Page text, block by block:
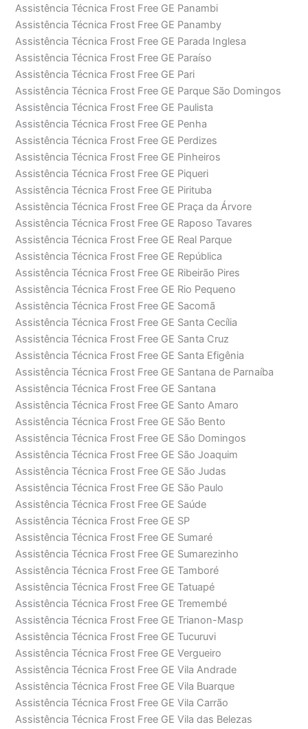
Assistência Técnica Frost Free GE Panambi
Assistência Técnica Frost Free GE Panamby
Assistência Técnica Frost Free GE Parada Inglesa
Assistência Técnica Frost Free GE Paraíso
Assistência Técnica Frost Free GE Pari
Assistência Técnica Frost Free GE Parque São Domingos
Assistência Técnica Frost Free GE Paulista
Assistência Técnica Frost Free GE Penha
Assistência Técnica Frost Free GE Perdizes
Assistência Técnica Frost Free GE Pinheiros
Assistência Técnica Frost Free GE Piqueri
Assistência Técnica Frost Free GE Pirituba
Assistência Técnica Frost Free GE Praça da Árvore
Assistência Técnica Frost Free GE Raposo Tavares
Assistência Técnica Frost Free GE Real Parque
Assistência Técnica Frost Free GE República
Assistência Técnica Frost Free GE Ribeirão Pires
Assistência Técnica Frost Free GE Rio Pequeno
Assistência Técnica Frost Free GE Sacomã
Assistência Técnica Frost Free GE Santa Cecília
Assistência Técnica Frost Free GE Santa Cruz
Assistência Técnica Frost Free GE Santa Efigênia
Assistência Técnica Frost Free GE Santana de Parnaíba
Assistência Técnica Frost Free GE Santana
Assistência Técnica Frost Free GE Santo Amaro
Assistência Técnica Frost Free GE São Bento
Assistência Técnica Frost Free GE São Domingos
Assistência Técnica Frost Free GE São Joaquim
Assistência Técnica Frost Free GE São Judas
Assistência Técnica Frost Free GE São Paulo
Assistência Técnica Frost Free GE Saúde
Assistência Técnica Frost Free GE SP
Assistência Técnica Frost Free GE Sumaré
Assistência Técnica Frost Free GE Sumarezinho
Assistência Técnica Frost Free GE Tamboré
Assistência Técnica Frost Free GE Tatuapé
Assistência Técnica Frost Free GE Tremembé
Assistência Técnica Frost Free GE Trianon-Masp
Assistência Técnica Frost Free GE Tucuruvi
Assistência Técnica Frost Free GE Vergueiro
Assistência Técnica Frost Free GE Vila Andrade
Assistência Técnica Frost Free GE Vila Buarque
Assistência Técnica Frost Free GE Vila Carrão
Assistência Técnica Frost Free GE Vila das Belezas